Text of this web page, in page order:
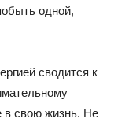
одной,
сводится к
в свою жизнь. Не